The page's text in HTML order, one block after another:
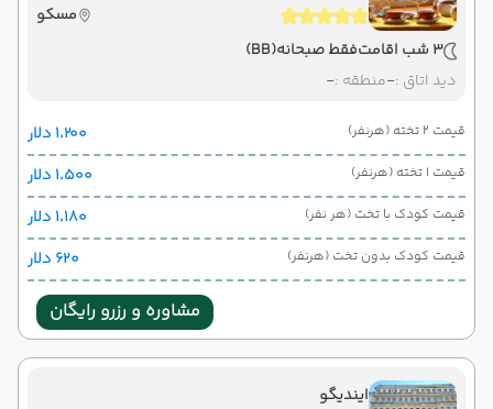
مسکو
3 شب اقامت
فقط صبحانه(BB)
دید اتاق :-منطقه :-
قیمت 2 تخته (هرنفر) ۱٬۲۰۰ دلار
قیمت 1 تخته (هرنفر) ۱٬۵۰۰ دلار
قیمت کودک با تخت (هر نفر) ۱٬۱۸۰ دلار
قیمت کودک بدون تخت (هرنفر) ۶۲۰ دلار
مشاوره و رزرو رایگان
ایندیگو